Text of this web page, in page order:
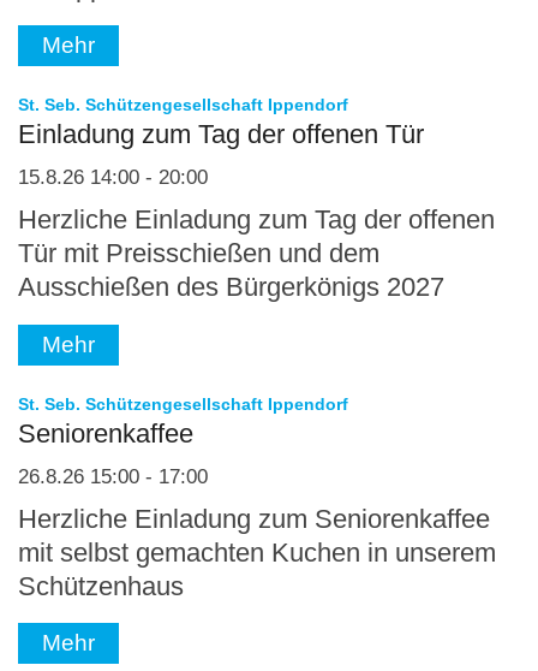
Mehr
St. Seb. Schützengesellschaft Ippendorf:
Einladung zum Tag der offenen Tür
15.8.26 14:00 - 20:00
Herzliche Einladung zum Tag der offenen
Tür mit Preisschießen und dem
Ausschießen des Bürgerkönigs 2027
Mehr
St. Seb. Schützengesellschaft Ippendorf:
Seniorenkaffee
26.8.26 15:00 - 17:00
Herzliche Einladung zum Seniorenkaffee
mit selbst gemachten Kuchen in unserem
Schützenhaus
Mehr